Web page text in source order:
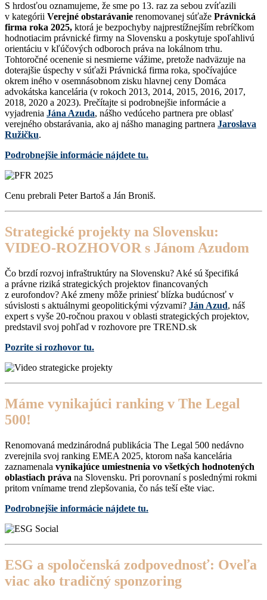
S hrdosťou oznamujeme, že sme po 13. raz za sebou zvíťazili
v kategórii Verejné obstarávanie renomovanej súťaže Právnická
firma roka 2025, ktorá je bezpochyby najprestížnejším rebríčkom
hodnotiacim právnické firmy na Slovensku a poskytuje spoľahlivú
orientáciu v kľúčových odboroch práva na lokálnom trhu.
Tohtoročné ocenenie si nesmierne vážime, pretože nadväzuje na
doterajšie úspechy v súťaži Právnická firma roka, spočívajúce
okrem iného v osemnásobnom zisku hlavnej ceny Domáca
advokátska kancelária (v rokoch 2013, 2014, 2015, 2016, 2017,
2018, 2020 a 2023). Prečítajte si podrobnejšie informácie a
vyjadrenia Jána Azuda, nášho vedúceho partnera pre oblasť
verejného obstarávania, ako aj nášho managing partnera Jaroslava
Ružičku.
Podrobnejšie informácie nájdete tu.
Cenu prebrali Peter Bartoš a Ján Broniš.
Strategické projekty na Slovensku:
VIDEO-ROZHOVOR s Jánom Azudom
Čo brzdí rozvoj infraštruktúry na Slovensku? Aké sú špecifiká
a právne riziká strategických projektov financovaných
z eurofondov? Aké zmeny môže priniesť blízka budúcnosť v
súvislosti s aktuálnymi geopolitickými výzvami? Ján Azud, náš
expert s vyše 20-ročnou praxou v oblasti strategických projektov,
predstavil svoj pohľad v rozhovore pre TREND.sk
Pozrite si rozhovor tu.
Máme vynikajúci ranking v The Legal
500!
Renomovaná medzinárodná publikácia The Legal 500 nedávno
zverejnila svoj ranking EMEA 2025, ktorom naša kancelária
zaznamenala vynikajúce umiestnenia vo všetkých hodnotených
oblastiach práva na Slovensku. Pri porovnaní s poslednými rokmi
pritom vnímame trend zlepšovania, čo nás teší ešte viac.
Podrobnejšie informácie nájdete tu.
ESG a spoločenská zodpovednosť: Oveľa
viac ako tradičný sponzoring